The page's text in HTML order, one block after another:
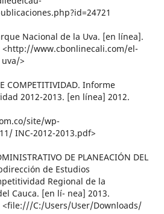
Nacional de la Uva. [en línea].
www.cbonlinecali.com/el-
>
COMPETITIVIDAD. Informe
2012-2013. [en línea] 2012.
site/wp-
INC-2012-2013.pdf>
DE PLANEACIÓN DEL
de Estudios
Regional de la
Cauca. [en lí- nea] 2013.
C:/Users/User/Downloads/